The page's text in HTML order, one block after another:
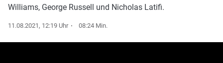
Williams, George Russell und Nicholas Latifi.
11.08.2021, 12:19 Uhr 08:24 Min.